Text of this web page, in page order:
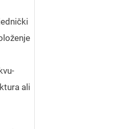
ali